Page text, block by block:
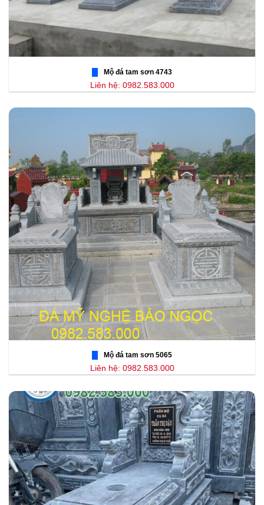
Mộ đá tam sơn 4743
Liên hệ: 0982.583.000
Mộ đá tam sơn 5065
Liên hệ: 0982.583.000